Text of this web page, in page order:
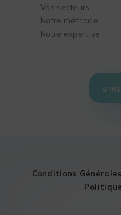
Vos secteurs
Notre méthode
Notre expertise
Conditions